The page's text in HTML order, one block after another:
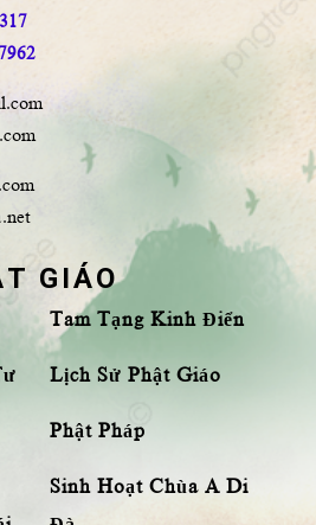
GIÁO
Tam Tạng Kinh Điển
Lịch Sử Phật Giáo
Phật Pháp
Sinh Hoạt Chùa A Di